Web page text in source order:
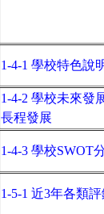
1-4-1 學校特色說
1-4-2 學校未來發
長程發展
1-4-3 學校SWOT
1-5-1 近3年各類